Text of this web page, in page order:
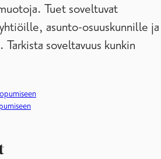
Tuet soveltuvat
asunto-osuuskunnille ja
soveltavuus kunkin